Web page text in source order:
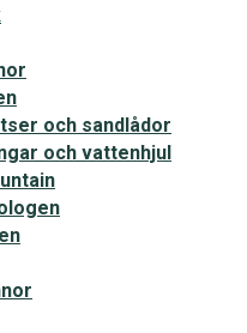
och sandlådor
och vattenhjul